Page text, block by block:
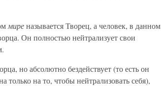
миреназывается Творец, а человек, в данном
Он полностью нейтрализует свои
но абсолютно бездействует (то есть он
только на то, чтобы нейтрализовать себя),